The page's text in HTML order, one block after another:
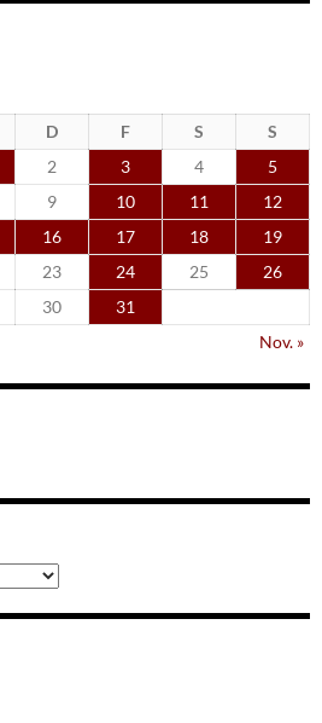
D F S
S
2 3 4
5
9 10 11
12
16 17 18
19
23 24 25
26
30
31
Nov. »